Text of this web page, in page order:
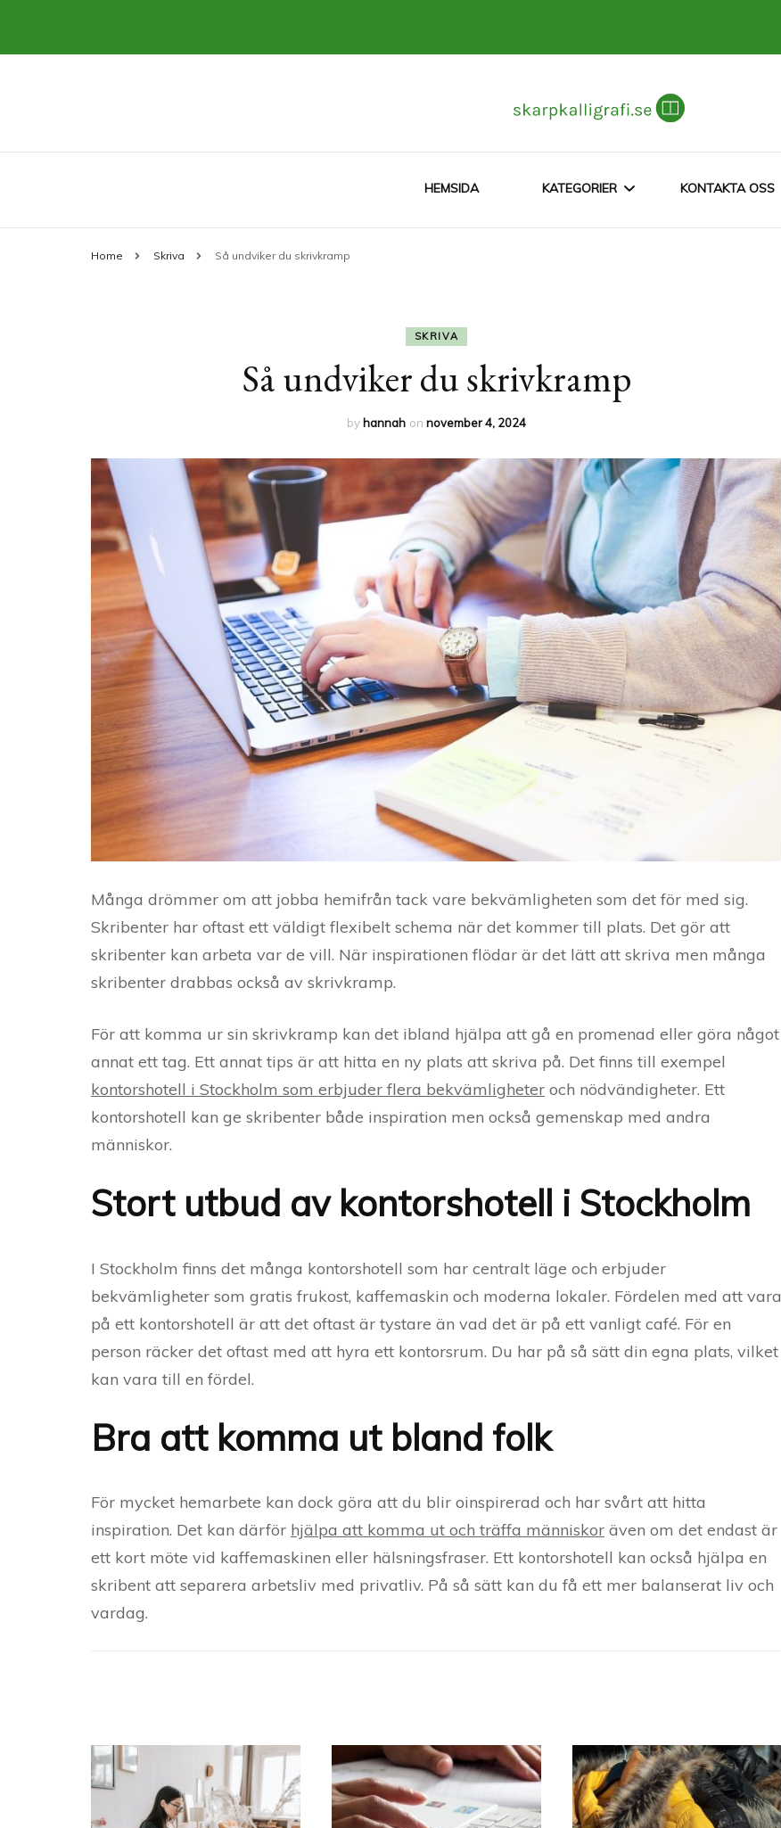
skarpkalligrafi.se HEMSIDA KATEGORIER KONTAKTA OSS
Home Skriva Så undviker du skrivkramp
SKRIVA
Så undviker du skrivkramp
by hannah on november 4, 2024
Många drömmer om att jobba hemifrån tack vare bekvämligheten som det för med sig.
Skribenter har oftast ett väldigt flexibelt schema när det kommer till plats. Det gör att
skribenter kan arbeta var de vill. När inspirationen flödar är det lätt att skriva men många
skribenter drabbas också av skrivkramp.
För att komma ur sin skrivkramp kan det ibland hjälpa att gå en promenad eller göra något
annat ett tag. Ett annat tips är att hitta en ny plats att skriva på. Det finns till exempel
kontorshotell i Stockholm som erbjuder flera bekvämligheter och nödvändigheter. Ett
kontorshotell kan ge skribenter både inspiration men också gemenskap med andra
människor.
Stort utbud av kontorshotell i Stockholm
I Stockholm finns det många kontorshotell som har centralt läge och erbjuder
bekvämligheter som gratis frukost, kaffemaskin och moderna lokaler. Fördelen med att vara
på ett kontorshotell är att det oftast är tystare än vad det är på ett vanligt café. För en
person räcker det oftast med att hyra ett kontorsrum. Du har på så sätt din egna plats, vilket
kan vara till en fördel.
Bra att komma ut bland folk
För mycket hemarbete kan dock göra att du blir oinspirerad och har svårt att hitta
inspiration. Det kan därför hjälpa att komma ut och träffa människor även om det endast är
ett kort möte vid kaffemaskinen eller hälsningsfraser. Ett kontorshotell kan också hjälpa en
skribent att separera arbetsliv med privatliv. På så sätt kan du få ett mer balanserat liv och
vardag.